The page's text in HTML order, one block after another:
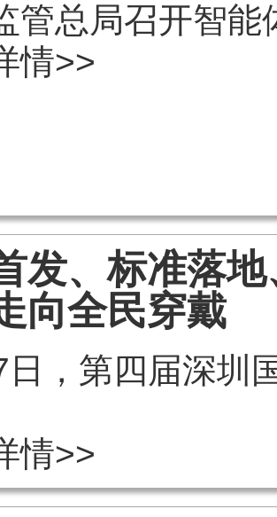
管总局召开智
情>>
发、标准落
向全民穿戴
日，第四届深圳
情>>